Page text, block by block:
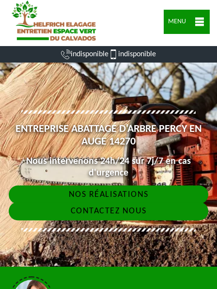
MENU
indisponible indisponible
ENTREPRISE ABATTAGE D'ARBRE PERCY EN
AUGE 14270
Nous intervenons 24h/24 sur 7j/7 en cas
d'urgence
NOS RÉALISATIONS
CONTACTEZ NOUS